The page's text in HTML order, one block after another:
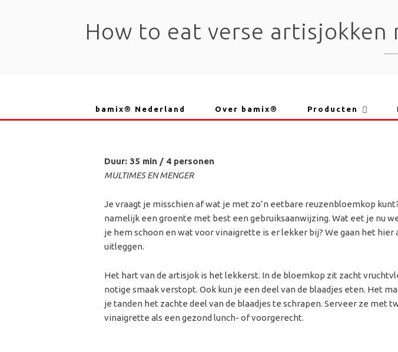
bamix® Nederland Over bamix® Producten
How to eat verse
Duur: 35 min / 4 personen
MULTIMES EN MENGER
Je vraagt je misschien af wat je met zo’n eetbare reuzenbloemkop
namelijk een groente met best een gebruiksaanwijzing. Wat eet je nu
je hem schoon en wat voor vinaigrette is er lekker bij? We gaan het hier
uitleggen.
Het hart van de artisjok is het lekkerst. In de bloemkop zit zacht
notige smaak verstopt. Ook kun je een deel van de blaadjes eten. Het
je tanden het zachte deel van de blaadjes te schrapen. Serveer ze met
vinaigrette als een gezond lunch- of voorgerecht.